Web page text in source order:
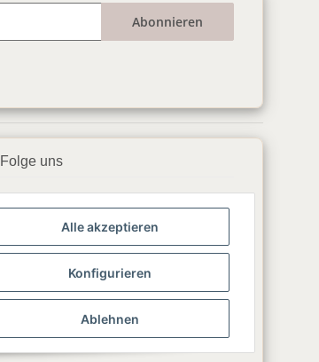
Abonnieren
Folge uns
▶️ YouTube
📸 Instagram
💬 WhatsApp
Alle akzeptieren
Konfigurieren
Ablehnen